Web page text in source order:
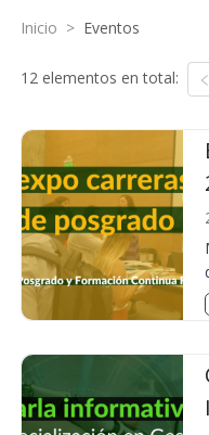
Inicio > Eventos
12 elementos en total: